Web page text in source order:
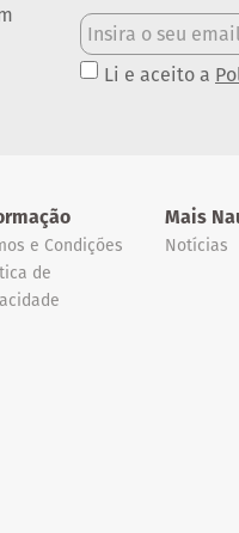
Li e aceito a
e Condições
de
Mais
Notícias